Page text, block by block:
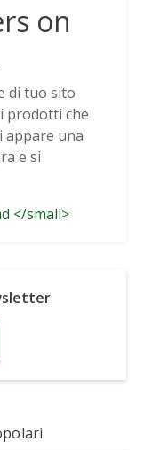
on
di tuo sito
prodotti che
appare una
e si
</small>